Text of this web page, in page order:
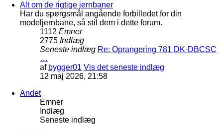
Alt om de rigtige jernbaner
Har du spørgsmål angående forbilledet for din
modeljernbane, så stil dem i dette forum.
1112 Emner
2775 Indlæg
Seneste indlæg Re: Oprangering 781 DK-DBCSC
…
af bygger01 Vis det seneste indlæg
12 maj 2026, 21:58
Andet
Emner
Indlæg
Seneste indlæg